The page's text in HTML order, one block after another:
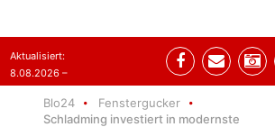
Aktualisiert:
8.08.2026 –
Blo24
Fenstergucker
Schladming investiert in modernste